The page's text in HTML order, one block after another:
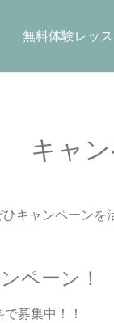
無料体験レッ
キャ
キャンペーンを
ペーン！
募集中！！